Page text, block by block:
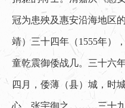
冠为患殃及惠安沿海地区
靖）三十四年（1555年）
童乾震御倭战几。三十六
四月，倭薄（县）城，时
心、张宇御之。……三十